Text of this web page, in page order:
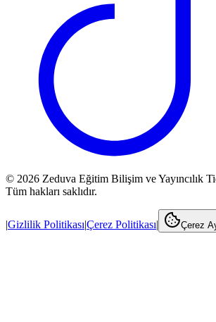
© 2026 Zeduva Eğitim Bilişim ve Yayıncılık
Tüm hakları saklıdır.
|Gizlilik Politikası|Çerez Politikası| Çerez